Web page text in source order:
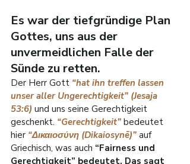
Es war der tiefgründige Plan
Gottes, uns aus der
unvermeidlichen Falle der
Sünde zu retten.
Der Herr Gott “hat ihn treffen lassen
unser aller Ungerechtigkeit” (Jesaja
53:6) und uns seine Gerechtigkeit
geschenkt. “Gerechtigkeit” bedeutet
hier “Δικαιοσύνη (Dikaiosynē)” auf
Griechisch, was auch “Fairness und
Gerechtigkeit” bedeutet. Das sagt